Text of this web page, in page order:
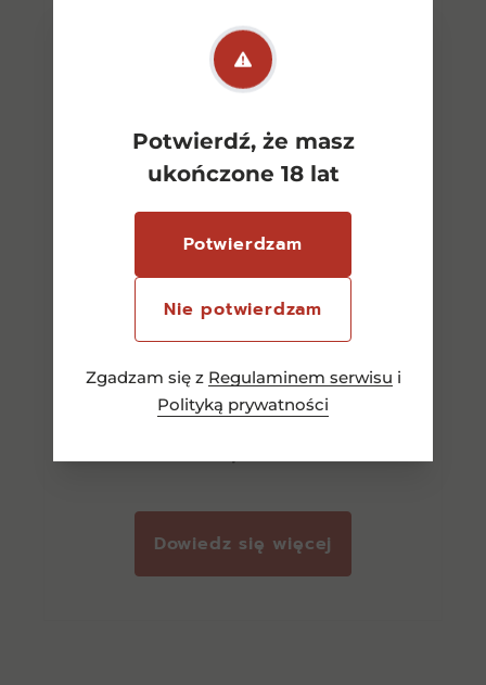
Potwierdź, że masz
ukończone 18 lat
Potwierdzam
Nie potwierdzam
Zgadzam się z Regulaminem serwisu i
Polityką prywatności
Amarone Della Valpolicella
Vintage Biscardo CW 0,75l
Dowiedz się więcej